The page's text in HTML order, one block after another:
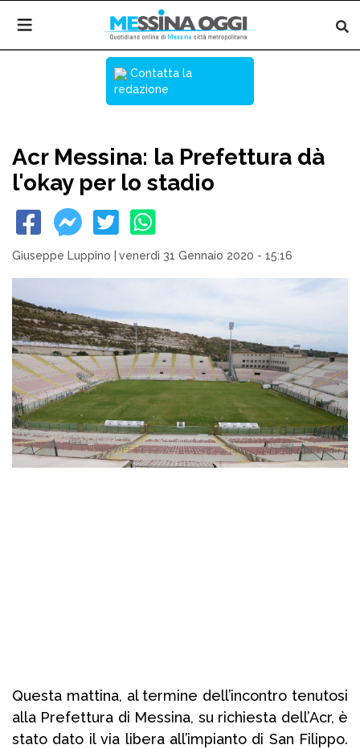
Contatta la
redazione
Acr Messina: la Prefettura dà
l'okay per lo stadio
Giuseppe Luppino venerdì 31 Gennaio 2020 - 15:16
Questa mattina, al termine dell’incontro tenutosi
alla Prefettura di Messina, su richiesta dell’Acr, è
stato dato il via libera all’impianto di San Filippo.